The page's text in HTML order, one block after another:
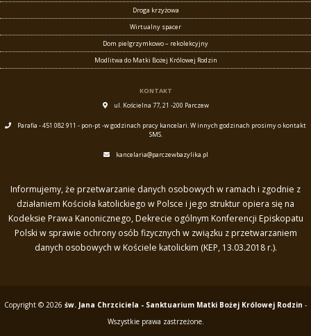
Droga krzyżowa
Wirtualny spacer
Dom pielgrzymkowo – rekolekcyjny
Modlitwa do Matki Bożej Królowej Rodzin
KONTAKT
ul. Kościelna 77, 21 -200 Parczew
Parafia - 451 082 911 - pon-pt -w godzinach pracy kancelari. W innych godzinach prosimy o kontakt
SMS.
kancelaria@parczewbazylika.pl
Informujemy, że przetwarzanie danych osobowych w ramach i zgodnie z
działaniem Kościoła katolickiego w Polsce i jego struktur opiera się na
Kodeksie Prawa Kanonicznego, Dekrecie ogólnym Konferencji Episkopatu
Polski w sprawie ochrony osób fizycznych w związku z przetwarzaniem
danych osobowych w Kościele katolickim (KEP, 13.03.2018 r.).
Copyright © 2026 św. Jana Chrzciciela - Sanktuarium Matki Bożej Królowej Rodzin -
Wszystkie prawa zastrzeżone.